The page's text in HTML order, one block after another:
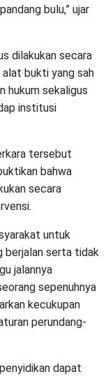
bulu,” ujar
dilakukan secara
alat bukti yang sah
hukum sekaligus
institusi
tersebut
bahwa
secara
untuk
berjalan serta tidak
jalannya
sepenuhnya
kecukupan
perundang-
dapat